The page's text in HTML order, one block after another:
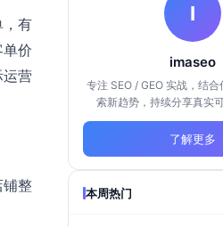
，有
价
运营
铺整
I
imaseo
专注 SEO / GEO 实战，结
索新趋势，持续分享真实
了解更多
本周热门